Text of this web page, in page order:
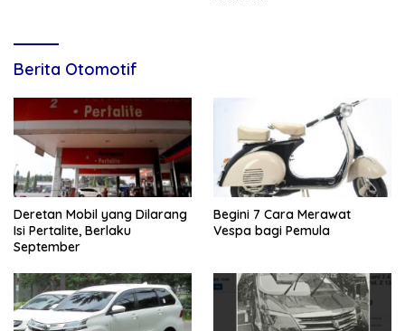
Berita Otomotif
Deretan Mobil yang Dilarang
Isi Pertalite, Berlaku
September
Begini 7 Cara Merawat
Vespa bagi Pemula